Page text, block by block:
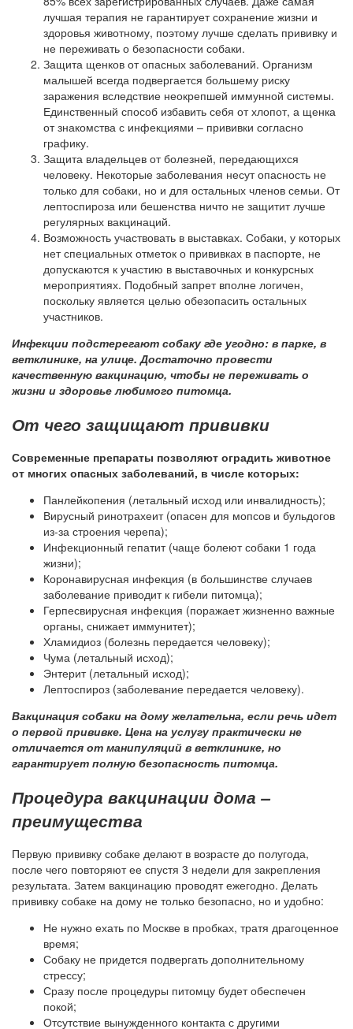
лучшая терапия не гарантирует сохранение жизни и
здоровья животному, поэтому лучше сделать прививку и
не переживать о безопасности собаки.
Защита щенков от опасных заболеваний. Организм
малышей всегда подвергается большему риску
заражения вследствие неокрепшей иммунной системы.
Единственный способ избавить себя от хлопот, а щенка
от знакомства с инфекциями – прививки согласно
графику.
Защита владельцев от болезней, передающихся
человеку. Некоторые заболевания несут опасность не
только для собаки, но и для остальных членов семьи. От
лептоспироза или бешенства ничто не защитит лучше
регулярных вакцинаций.
Возможность участвовать в выставках. Собаки, у которых
нет специальных отметок о прививках в паспорте, не
допускаются к участию в выставочных и конкурсных
мероприятиях. Подобный запрет вполне логичен,
поскольку является целью обезопасить остальных
участников.
Инфекции подстерегают собаку где угодно: в парке, в
ветклинике, на улице. Достаточно провести
качественную вакцинацию, чтобы не переживать о
жизни и здоровье любимого питомца.
От чего защищают прививки
Современные препараты позволяют оградить животное
от многих опасных заболеваний, в числе которых:
Панлейкопения (летальный исход или инвалидность);
Вирусный ринотрахеит (опасен для мопсов и бульдогов
из-за строения черепа);
Инфекционный гепатит (чаще болеют собаки 1 года
жизни);
Коронавирусная инфекция (в большинстве случаев
заболевание приводит к гибели питомца);
Герпесвирусная инфекция (поражает жизненно важные
органы, снижает иммунитет);
Хламидиоз (болезнь передается человеку);
Чума (летальный исход);
Энтерит (летальный исход);
Лептоспироз (заболевание передается человеку).
Вакцинация собаки на дому желательна, если речь идет
о первой прививке. Цена на услугу практически не
отличается от манипуляций в ветклинике, но
гарантирует полную безопасность питомца.
Процедура вакцинации дома –
преимущества
Первую прививку собаке делают в возрасте до полугода,
после чего повторяют ее спустя 3 недели для закрепления
результата. Затем вакцинацию проводят ежегодно. Делать
прививку собаке на дому не только безопасно, но и удобно:
Не нужно ехать по Москве в пробках, тратя драгоценное
время;
Собаку не придется подвергать дополнительному
стрессу;
Сразу после процедуры питомцу будет обеспечен
покой;
Отсутствие вынужденного контакта с другими